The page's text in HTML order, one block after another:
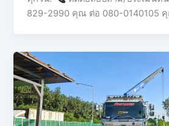
829-2990 คุณ ต่อ 080-0140105 คุ